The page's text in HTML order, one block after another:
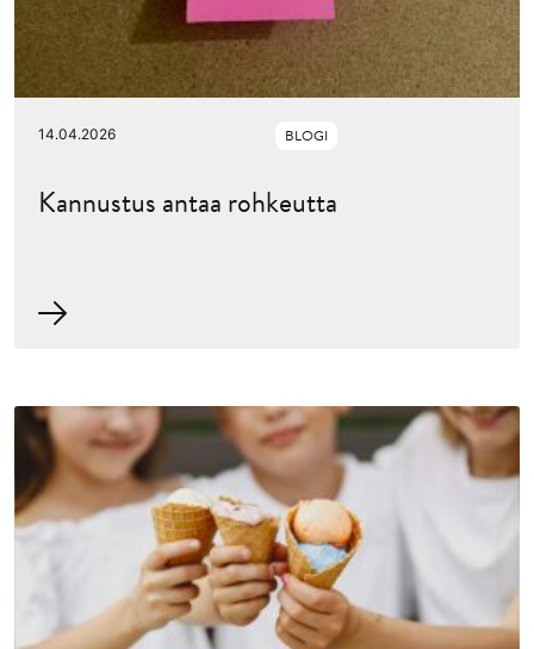
14.04.2026 BLOGI
Kannustus antaa rohkeutta